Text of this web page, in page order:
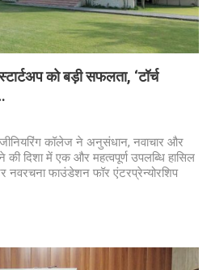
को बड़ी सफलता, ‘टॉर्च
कॉलेज ने अनुसंधान, नवाचार और
की दिशा में एक और महत्वपूर्ण उपलब्धि हासिल
फाउंडेशन फॉर एंटरप्रेन्योरशिप